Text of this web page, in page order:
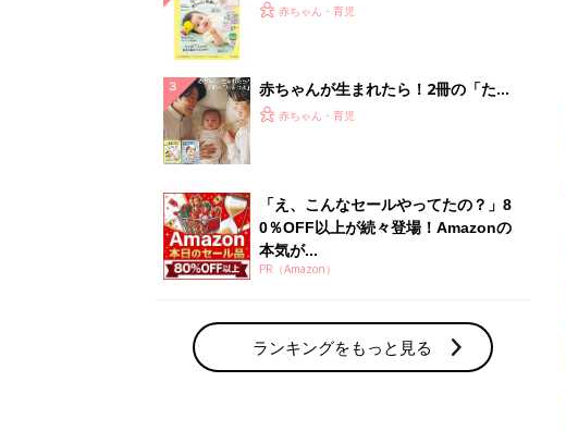
赤ちゃん・育児の人気テーマ
育児日記・マンガ